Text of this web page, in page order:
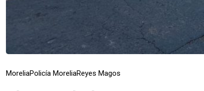
MoreliaPolicía MoreliaReyes Magos